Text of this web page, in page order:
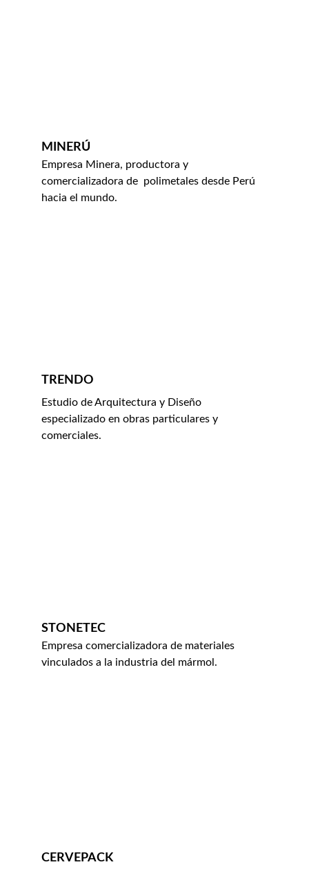
MINERÚ
Empresa Minera, productora y
comercializadora de  polimetales desde Perú
hacia el mundo.
STONETEC
CERVEPACK
TRENDO
Empresa comercializadora de materiales
vinculados a la industria del mármol.
Estudio de Arquitectura y Diseño
especializado en obras particulares y
comerciales.